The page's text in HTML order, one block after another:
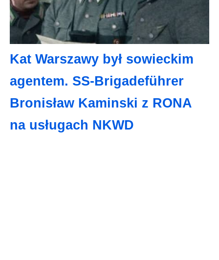
Kat Warszawy był sowieckim
agentem. SS-Brigadeführer
Bronisław Kaminski z RONA
na usługach NKWD